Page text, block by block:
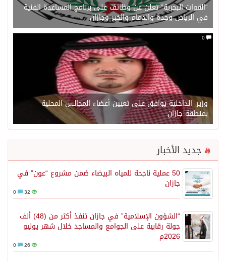
“القوات البحرية” تعلن عن وظائف على برنامج المساعدة الفنية
في الرياض وجدة والدمام والخبر وجازان
وزير_الداخلية يوافق على تعيين أعضاء المجالس المحلية
بمنطقة جازان
جديد الأخبار
50 عملية ناجحة للمياه البيضاء ضمن مشروع “عون” في
جازان
32
“الشؤون الإسلامية” في جازان تنفذ أكثر من (48) ألف
جولة رقابية على الجوامع والمساجد خلال شهر يوليو
2026م
26